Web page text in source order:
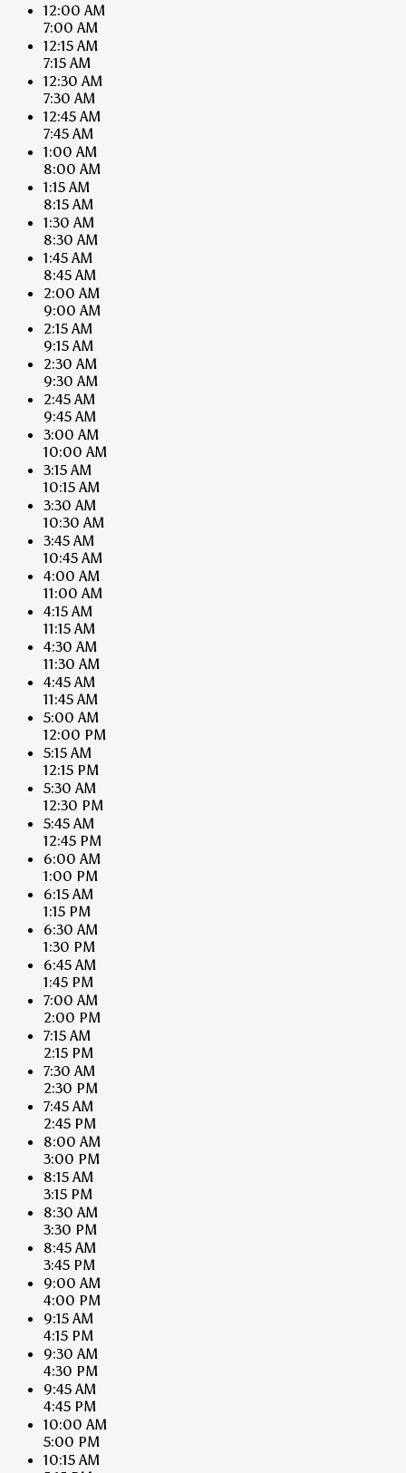
12:00 AM
7:00 AM
12:15 AM
7:15 AM
12:30 AM
7:30 AM
12:45 AM
7:45 AM
1:00 AM
8:00 AM
1:15 AM
8:15 AM
1:30 AM
8:30 AM
1:45 AM
8:45 AM
2:00 AM
9:00 AM
2:15 AM
9:15 AM
2:30 AM
9:30 AM
2:45 AM
9:45 AM
3:00 AM
10:00 AM
3:15 AM
10:15 AM
3:30 AM
10:30 AM
3:45 AM
10:45 AM
4:00 AM
11:00 AM
4:15 AM
11:15 AM
4:30 AM
11:30 AM
4:45 AM
11:45 AM
5:00 AM
12:00 PM
5:15 AM
12:15 PM
5:30 AM
12:30 PM
5:45 AM
12:45 PM
6:00 AM
1:00 PM
6:15 AM
1:15 PM
6:30 AM
1:30 PM
6:45 AM
1:45 PM
7:00 AM
2:00 PM
7:15 AM
2:15 PM
7:30 AM
2:30 PM
7:45 AM
2:45 PM
8:00 AM
3:00 PM
8:15 AM
3:15 PM
8:30 AM
3:30 PM
8:45 AM
3:45 PM
9:00 AM
4:00 PM
9:15 AM
4:15 PM
9:30 AM
4:30 PM
9:45 AM
4:45 PM
10:00 AM
5:00 PM
10:15 AM